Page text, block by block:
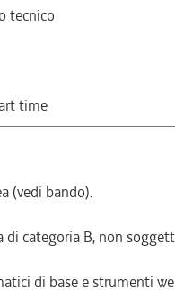
tecnico
time
(vedi bando).
di categoria B, non
di base e strumenti